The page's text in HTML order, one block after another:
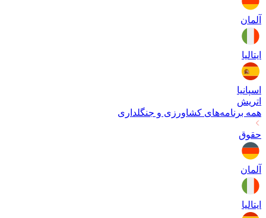
آلمان
ایتالیا
اسپانیا
اتریش
همه برنامه‌های کشاورزی و جنگلداری
حقوق
آلمان
ایتالیا